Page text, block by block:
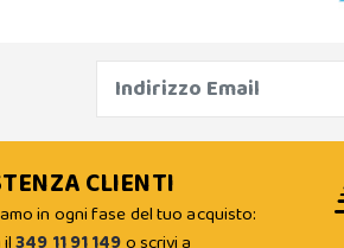
CLIENTI
in ogni fase del tuo acquisto: